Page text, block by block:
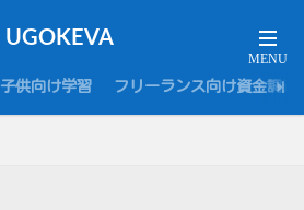
UGOKEVA
子供向け学習 フリーランス向け資金調達